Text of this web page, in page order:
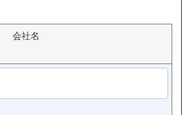
会社名